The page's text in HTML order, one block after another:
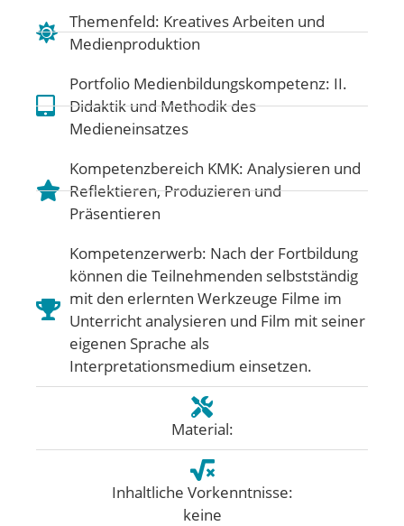
Themenfeld: Kreatives Arbeiten und
Medienproduktion
Portfolio Medienbildungskompetenz: II.
Didaktik und Methodik des
Medieneinsatzes
Kompetenzbereich KMK: Analysieren und
Reflektieren,Produzieren und
Präsentieren
Kompetenzerwerb: Nach der Fortbildung
können die Teilnehmenden selbstständig
mit den erlernten Werkzeuge Filme im
Unterricht analysieren und Film mit seiner
eigenen Sprache als
Interpretationsmedium einsetzen.
Material:
Inhaltliche Vorkenntnisse:
keine